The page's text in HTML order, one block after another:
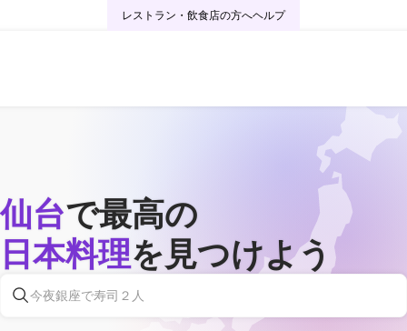
レストラン・飲食店の方へヘルプ
仙台で最高の
日本料理を見つけよう